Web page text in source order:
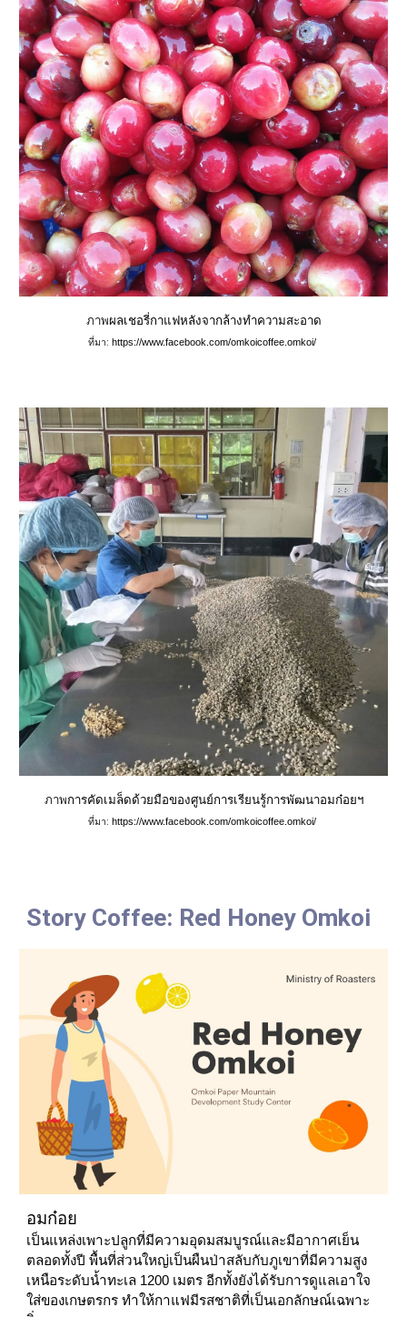
ภาพผลเชอรี่กาแฟหลังจากล้างทำความสะอาด
ที่มา: https://www.facebook.com/omkoicoffee.omkoi/
ภาพการคัดเมล็ดด้วยมือของศูนย์การเรียนรู้การพัฒนาอมก๋อยฯ
ที่มา: https://www.facebook.com/omkoicoffee.omkoi/
Story Coffee: Red Honey Omkoi
อมก๋อย
เป็นแหล่งเพาะปลูกที่มีความอุดมสมบูรณ์และมีอากาศเย็น
ตลอดทั้งปี พื้นที่ส่วนใหญ่เป็นผืนป่าสลับกับภูเขาที่มีความสูง
เหนือระดับน้ำทะเล 1200 เมตร อีกทั้งยังได้รับการดูแลเอาใจ
ใส่ของเกษตรกร ทำให้กาแฟมีรสชาติที่เป็นเอกลักษณ์เฉพาะ